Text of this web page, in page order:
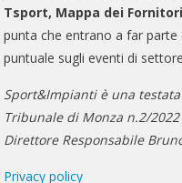
Tsport, Mappa dei
punta che entrano a far
puntuale sugli eventi di
Sport&Impianti è una
Tribunale di Monza n.2/2022
Direttore Responsabile
Privacy policy